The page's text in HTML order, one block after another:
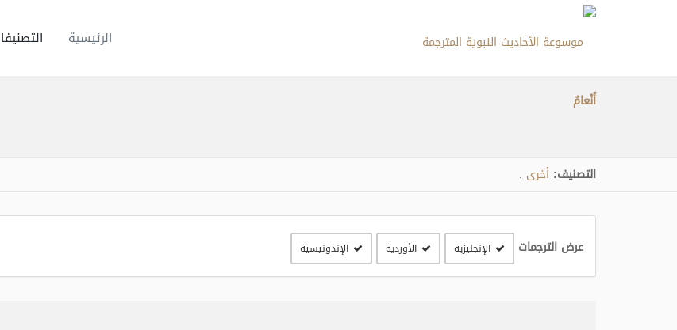
الرئيسية
أَنْعامٌ
التصنيف: أخرى
عرض الترجمات الإنجليزية الأوردية الإندونيسية